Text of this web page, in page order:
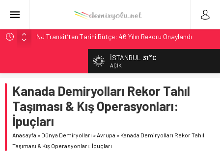
NJ Transit’ten Tarihi Bütçe: 46 Yılın Rekoru Onaylandı
Rocky Mountain, Güneş Enerjili Tesisten İlk Rayı Sevk Etti
AAR, MIT ve Berkeley Dahil 4 Üniversiteyle Araştırma
Konsorsiyumu Başlattı
Long Beach Limanı’na 58 Milyon Dolarlık Yeşil Yatırım Ödülü
Chicago’da Metra Polisi BVLOS Drone’larla Müdahale
İSTANBUL 31°C
AÇIK
Kanada Demiryolları Rekor Tahıl
Taşıması & Kış Operasyonları:
İpuçları
Anasayfa » Dünya Demiryolları »Avrupa » Kanada Demiryolları Rekor Tahıl
Taşıması & Kış Operasyonları: İpuçları